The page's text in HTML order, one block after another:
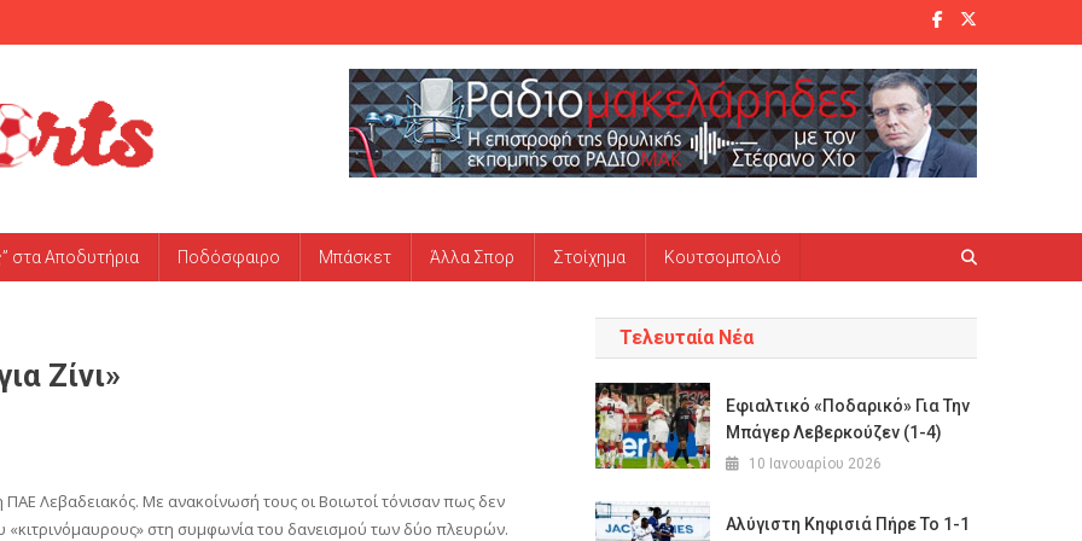
στα Αποδυτήρια Ποδόσφαιρο Μπάσκετ Άλλα Σπορ Στοίχημα Κουτσομπολιό
Ζίνι»
Λεβαδειακός. Με ανακοίνωσή τους οι Βοιωτοί τόνισαν πως δεν
«κιτρινόμαυρους» στη συμφωνία του δανεισμού των δύο πλευρών.
Τελευταία Νέα
Εφιαλτικό «ποδαρικό» Για Την
Μπάγερ Λεβερκούζεν (1-4)
10 Ιανουαρίου 2026
Αλύγιστη Κηφισιά Πήρε Το 1-1